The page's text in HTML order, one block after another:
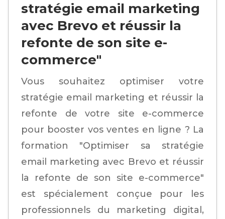
stratégie email marketing
avec Brevo et réussir la
refonte de son site e-
commerce"
Vous souhaitez optimiser votre
stratégie email marketing et réussir la
refonte de votre site e-commerce
pour booster vos ventes en ligne ? La
formation "Optimiser sa stratégie
email marketing avec Brevo et réussir
la refonte de son site e-commerce"
est spécialement conçue pour les
professionnels du marketing digital,